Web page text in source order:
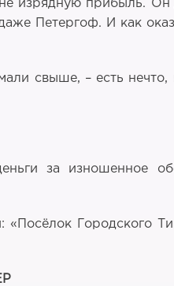
изрядную прибыль.
Петергоф. И как
свыше, – есть
за изношенное
Городского